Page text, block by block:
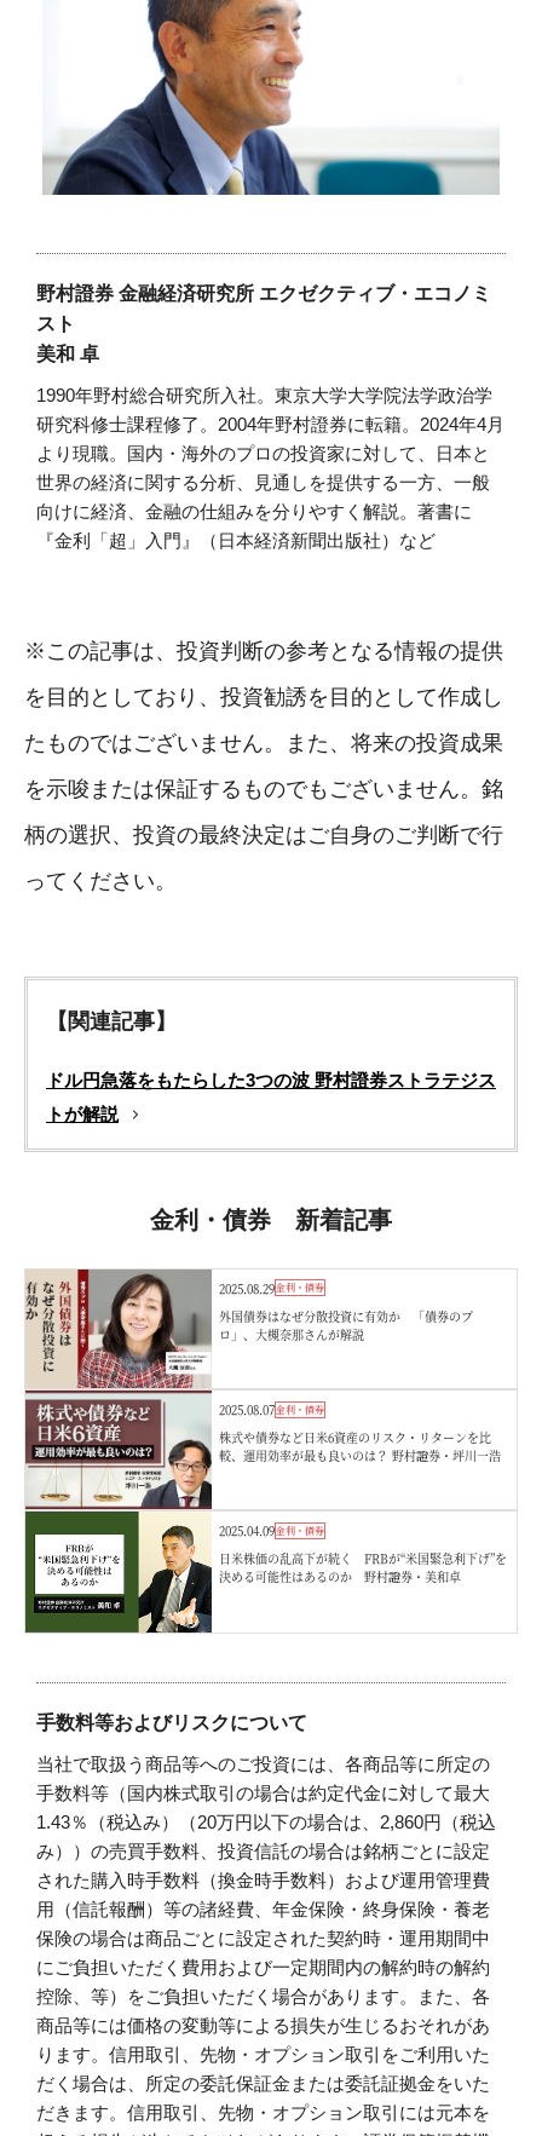
野村證券 金融経済研究所 エクゼクティブ・エコノミ
スト
美和 卓
1990年野村総合研究所入社。東京大学大学院法学政治学
研究科修士課程修了。2004年野村證券に転籍。2024年4月
より現職。国内・海外のプロの投資家に対して、日本と
世界の経済に関する分析、見通しを提供する一方、一般
向けに経済、金融の仕組みを分りやすく解説。著書に
『金利「超」入門』（日本経済新聞出版社）など
※この記事は、投資判断の参考となる情報の提供
を目的としており、投資勧誘を目的として作成し
たものではございません。また、将来の投資成果
を示唆または保証するものでもございません。銘
柄の選択、投資の最終決定はご自身のご判断で行
ってください。
【関連記事】
ドル円急落をもたらした3つの波 野村證券ストラテジス
トが解説
金利・債券 新着記事
2025.08.29金利・債券
外国債券はなぜ分散投資に有効か 「債券のプ
ロ」、大槻奈那さんが解説
2025.08.07金利・債券
株式や債券など日米6資産のリスク・リターンを比
較、運用効率が最も良いのは？ 野村證券・坪川一浩
2025.04.09金利・債券
日米株価の乱高下が続く FRBが“米国緊急利下げ”を
決める可能性はあるのか 野村證券・美和卓
手数料等およびリスクについて
当社で取扱う商品等へのご投資には、各商品等に所定の
手数料等（国内株式取引の場合は約定代金に対して最大
1.43％（税込み）（20万円以下の場合は、2,860円（税込
み））の売買手数料、投資信託の場合は銘柄ごとに設定
された購入時手数料（換金時手数料）および運用管理費
用（信託報酬）等の諸経費、年金保険・終身保険・養老
保険の場合は商品ごとに設定された契約時・運用期間中
にご負担いただく費用および一定期間内の解約時の解約
控除、等）をご負担いただく場合があります。また、各
商品等には価格の変動等による損失が生じるおそれがあ
ります。信用取引、先物・オプション取引をご利用いた
だく場合は、所定の委託保証金または委託証拠金をいた
だきます。信用取引、先物・オプション取引には元本を